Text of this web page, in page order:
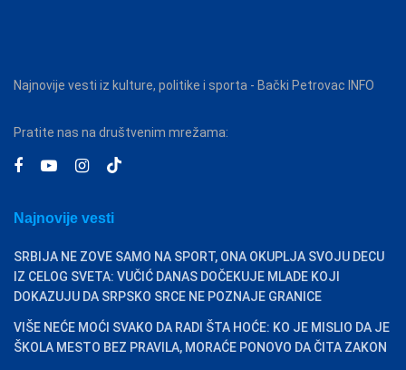
Najnovije vesti iz kulture, politike i sporta - Bački Petrovac INFO
Pratite nas na društvenim mrežama:
Najnovije vesti
SRBIJA NE ZOVE SAMO NA SPORT, ONA OKUPLJA SVOJU DECU
IZ CELOG SVETA: VUČIĆ DANAS DOČEKUJE MLADE KOJI
DOKAZUJU DA SRPSKO SRCE NE POZNAJE GRANICE
VIŠE NEĆE MOĆI SVAKO DA RADI ŠTA HOĆE: KO JE MISLIO DA JE
ŠKOLA MESTO BEZ PRAVILA, MORAĆE PONOVO DA ČITA ZAKON